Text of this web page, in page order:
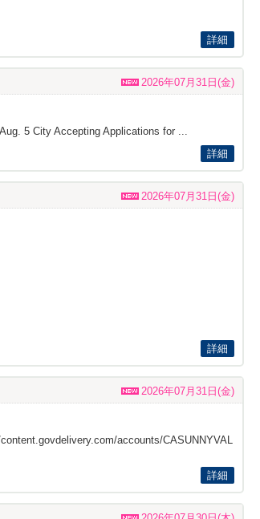
詳細
2026年07月31日(金)
5 City Accepting Applications for ...
詳細
2026年07月31日(金)
詳細
2026年07月31日(金)
accounts/CASUNNYVAL
詳細